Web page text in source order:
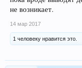
не возникает.
14 мар 2017
1 человеку нравится это.